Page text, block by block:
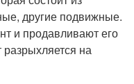
другие подвижные.
и продавливают его
разрыхляется на